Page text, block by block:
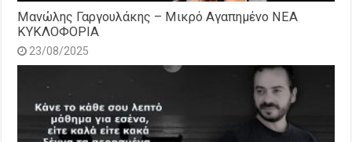
Μανώλης Γαργουλάκης – Μικρό Αγαπημένο NEΑ
ΚΥΚΛΟΦΟΡΙΑ
23/08/2025